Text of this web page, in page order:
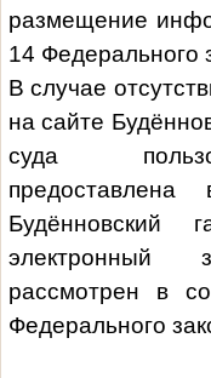
размещение
14 Федерального
В случае
на сайте
суда
предоставлена
Будённовский
электронный
рассмотрен в
Федерального